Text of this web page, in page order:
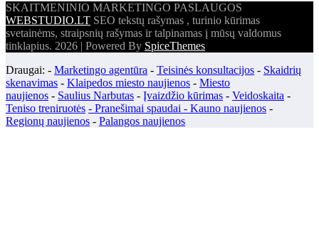
SKAITMENINIO MARKETINGO PASLAUGOS
WEBSTUDIO.LT SEO tekstų rašymas , turinio kūrimas
svetainėms, straipsnių rašymas ir talpinamas į mūsų valdomus
tinklapius. 2026 | Powered By SpiceThemes
Draugai: - Marketingo agentūra - Teisinės konsultacijos - Skaidrių
skenavimas - Klaipedos miesto naujienos - Miesto
naujienos - Saulius Narbutas - Įvaizdžio kūrimas - Veidoskaita -
Teniso treniruotės - Pranešimai spaudai - Kauno naujienos -
Regionų naujienos - Palangos naujienos